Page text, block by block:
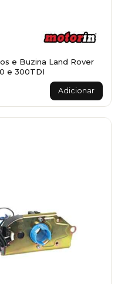
e Buzina Land Rover
e 300TDI
Adicionar